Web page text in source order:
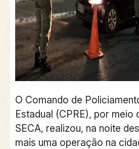
O Comando de
Estadual (CPRE), por meio
SECA, realizou, na noite
mais uma operação na